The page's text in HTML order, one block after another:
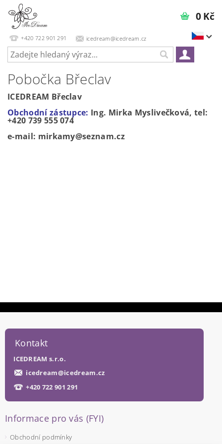
+420 722 901 291 icedream@icedream.cz
0 Kč
Pobočka Břeclav
ICEDREAM Břeclav
Obchodní zástupce: Ing. Mirka Myslivečková,tel:
+420 739 555 074
e-mail: mirkamy@seznam.cz
Kontakt
ICEDREAM s.r.o.
icedream@icedream.cz
+420 722 901 291
Informace pro vás (FYI)
Obchodní podmínky